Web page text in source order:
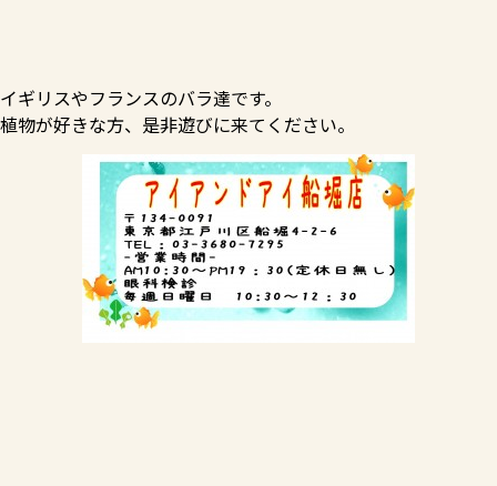
イギリスやフランスのバラ達です。
植物が好きな方、是非遊びに来てください。